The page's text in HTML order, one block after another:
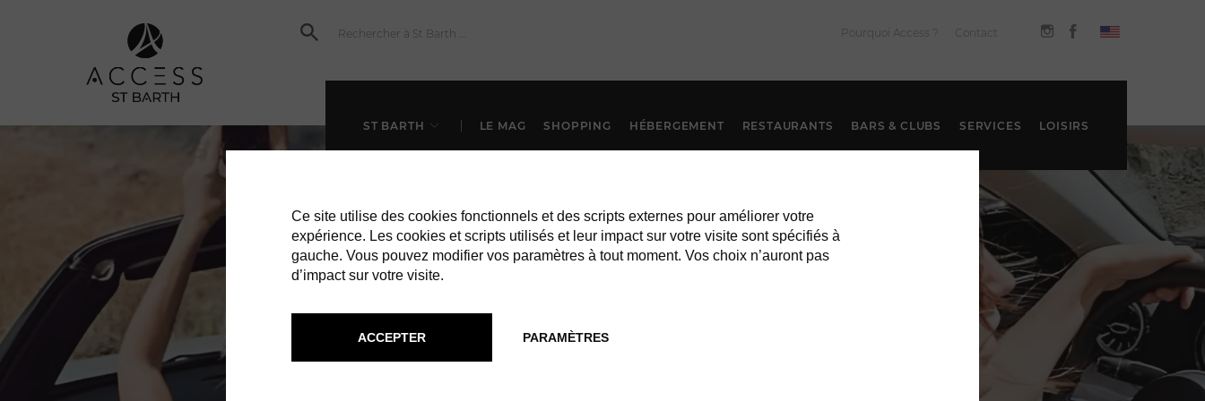
Pourquoi Access ? Contact
ST BARTH LE MAG SHOPPING HÉBERGEMENT RESTAURANTS BARS & CLUBS SERVICES LOISIRS
Ce site utilise des cookies fonctionnels et des scripts externes pour améliorer votre
expérience. Les cookies et scripts utilisés et leur impact sur votre visite sont spécifiés à
gauche. Vous pouvez modifier vos paramètres à tout moment. Vos choix n’auront pas
d’impact sur votre visite.
PARAMÈTRES
ACCEPTER